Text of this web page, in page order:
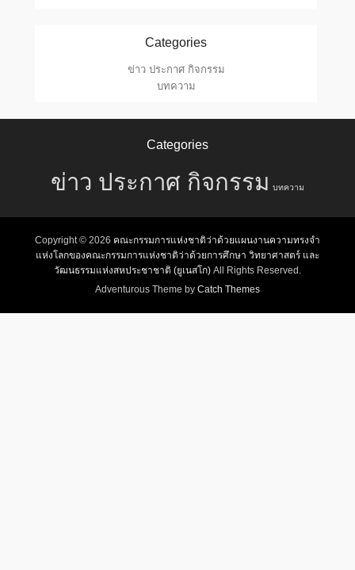
Categories
ข่าว ประกาศ กิจกรรม
บทความ
Categories
ข่าว ประกาศ กิจกรรม บทความ
Copyright © 2026 คณะกรรมการแห่งชาติว่าด้วยแผนงานความทรงจำ
แห่งโลกของคณะกรรมการแห่งชาติว่าด้วยการศึกษา วิทยาศาสตร์ และ
วัฒนธรรมแห่งสหประชาชาติ (ยูเนสโก) All Rights Reserved.
Adventurous Theme by Catch Themes